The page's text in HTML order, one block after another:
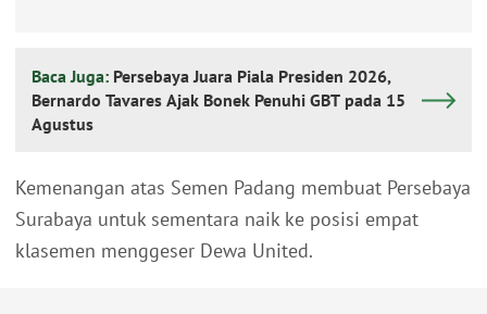
Baca Juga: Persebaya Juara Piala Presiden 2026,
Bernardo Tavares Ajak Bonek Penuhi GBT pada 15
Agustus
Kemenangan atas Semen Padang membuat Persebaya
Surabaya untuk sementara naik ke posisi empat
klasemen menggeser Dewa United.